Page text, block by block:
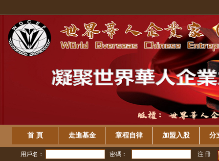
首 頁 走進基金 章程自律 加盟入股 分
用戶名： 密碼： 注 冊